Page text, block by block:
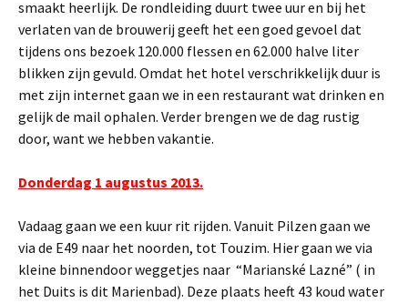
smaakt heerlijk. De rondleiding duurt twee uur en bij het
verlaten van de brouwerij geeft het een goed gevoel dat
tijdens ons bezoek 120.000 flessen en 62.000 halve liter
blikken zijn gevuld. Omdat het hotel verschrikkelijk duur is
met zijn internet gaan we in een restaurant wat drinken en
gelijk de mail ophalen. Verder brengen we de dag rustig
door, want we hebben vakantie.
Donderdag 1 augustus 2013.
Vadaag gaan we een kuur rit rijden. Vanuit Pilzen gaan we
via de E49 naar het noorden, tot Touzim. Hier gaan we via
kleine binnendoor weggetjes naar “Marianské Lazné” ( in
het Duits is dit Marienbad). Deze plaats heeft 43 koud water